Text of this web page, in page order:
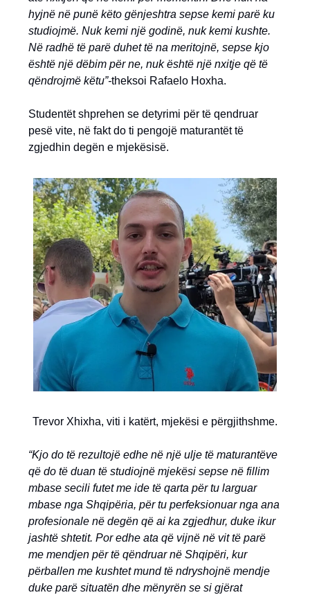
hyjnë në punë këto gënjeshtra sepse kemi parë ku
studiojmë. Nuk kemi një godinë, nuk kemi kushte.
Në radhë të parë duhet të na meritojnë, sepse kjo
është një dëbim për ne, nuk është një nxitje që të
qëndrojmë këtu”-theksoi Rafaelo Hoxha.
Studentët shprehen se detyrimi për të qendruar
pesë vite, në fakt do ti pengojë maturantët të
zgjedhin degën e mjekësisë.
Trevor Xhixha, viti i katërt, mjekësi e përgjithshme.
“Kjo do të rezultojë edhe në një ulje të maturantëve
që do të duan të studiojnë mjekësi sepse në fillim
mbase secili futet me ide të qarta për tu larguar
mbase nga Shqipëria, për tu perfeksionuar nga ana
profesionale në degën që ai ka zgjedhur, duke ikur
jashtë shtetit. Por edhe ata që vijnë në vit të parë
me mendjen për të qëndruar në Shqipëri, kur
përballen me kushtet mund të ndryshojnë mendje
duke parë situatën dhe mënyrën se si gjërat